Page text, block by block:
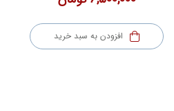
افزودن به سبد خرید